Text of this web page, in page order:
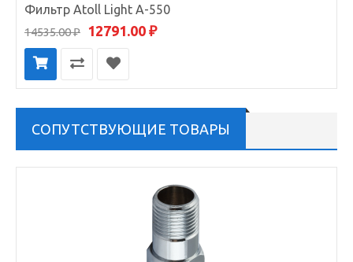
Фильтр Atoll Light A-550
14535.00 ₽ 12791.00 ₽
СОПУТСТВУЮЩИЕ ТОВАРЫ